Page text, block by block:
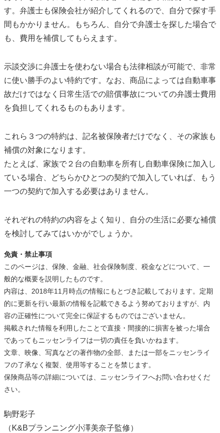
す。弁護士も保険会社が紹介してくれるので、自分で探す手
間もかかりません。もちろん、自分で弁護士を探した場合で
も、費用を補償してもらえます。
示談交渉に弁護士を使わない場合も法律相談が可能で、非常
に使い勝手のよい特約です。なお、商品によっては自動車事
故だけではなく日常生活での賠償事故についての弁護士費用
を負担してくれるものもあります。
これら３つの特約は、記名被保険者だけでなく、その家族も
補償の対象になります。
たとえば、家族で２台の自動車を所有し自動車保険に加入し
ている場合、どちらかひとつの契約で加入していれば、もう
一つの契約で加入する必要はありません。
それぞれの特約の内容をよく知り、自分の生活に必要な補償
を検討してみてはいかがでしょうか。
免責・禁止事項
このページは、保険、金融、社会保険制度、税金などについて、一
般的な概要を説明したものです。
内容は、2018年11月時点の情報にもとづき記載しております。定期
的に更新を行い最新の情報を記載できるよう努めておりますが、内
容の正確性について完全に保証するものではございません。
掲載された情報を利用したことで直接・間接的に損害を被った場合
であってもニッセンライフは一切の責任を負いかねます。
文章、映像、写真などの著作物の全部、または一部をニッセンライ
フの了承なく複製、使用等することを禁じます。
保険商品等の詳細については、ニッセンライフへお問い合わせくだ
さい。
駒野彩子
（K&Bプランニング小澤美奈子監修）